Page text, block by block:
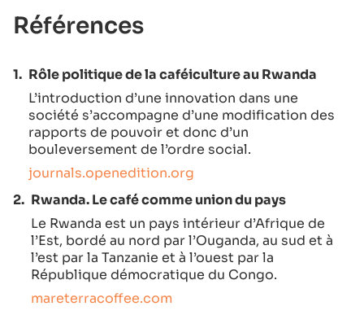
Références
1. Rôle politique de la caféiculture au Rwanda
L’introduction d’une innovation dans une
société s’accompagne d’une modification des
rapports de pouvoir et donc d’un
bouleversement de l’ordre social.
journals.openedition.org
2. Rwanda. Le café comme union du pays
Le Rwanda est un pays intérieur d’Afrique de
l’Est, bordé au nord par l’Ouganda, au sud et à
l’est par la Tanzanie et à l’ouest par la
République démocratique du Congo.
mareterracoffee.com